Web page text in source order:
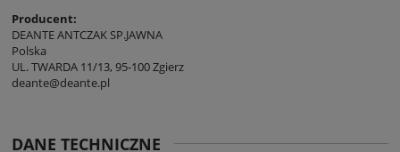
Producent:
DEANTE ANTCZAK SP.JAWNA
Polska
UL. TWARDA 11/13, 95-100 Zgierz
deante@deante.pl
DANE TECHNICZNE